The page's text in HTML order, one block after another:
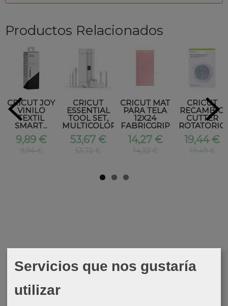
Productos Relacionados
CRICUT JOY
VINILO
TEXTIL
SMART...
9,89 €
9,94 €
CRICUT
ESSENTIAL
TOOL SET,
MULTICOLOR
53,67 €
53,72 €
CRICUT MAT
PARA TELA
12X24
FABRICGRIP
14,27 €
14,32 €
CRICUT
RECAMBIO
CUTTER
ROTATORIO
19,44 €
19,49 €
Servicios que nos gustaría
utilizar